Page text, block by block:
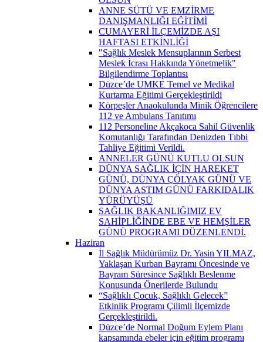
ANNE SÜTÜ VE EMZİRME
DANIŞMANLIĞI EĞİTİMİ
CUMAYERİ İLÇEMİZDE AŞI
HAFTASI ETKİNLİĞİ
"Sağlık Meslek Mensuplarının Serbest
Meslek İcrası Hakkında Yönetmelik"
Bilgilendirme Toplantısı
Düzce’de UMKE Temel ve Medikal
Kurtarma Eğitimi Gerçekleştirildi
Körpeşler Anaokulunda Minik Öğrencilere
112 ve Ambulans Tanıtımı
112 Personeline Akçakoca Sahil Güvenlik
Komutanlığı Tarafından Denizden Tıbbi
Tahliye Eğitimi Verildi.
ANNELER GÜNÜ KUTLU OLSUN
DÜNYA SAĞLIK İÇİN HAREKET
GÜNÜ, DÜNYA ÇÖLYAK GÜNÜ VE
DÜNYA ASTIM GÜNÜ FARKIDALIK
YÜRÜYÜŞÜ
SAĞLIK BAKANLIĞIMIZ EV
SAHİPLİĞİNDE EBE VE HEMŞİLER
GÜNÜ PROGRAMI DÜZENLENDİ.
Haziran
İl Sağlık Müdürümüz Dr. Yasin YILMAZ,
Yaklaşan Kurban Bayramı Öncesinde ve
Bayram Süresince Sağlıklı Beslenme
Konusunda Önerilerde Bulundu
“Sağlıklı Çocuk, Sağlıklı Gelecek”
Etkinlik Programı Çilimli İlçemizde
Gerçekleştirildi.
Düzce’de Normal Doğum Eylem Planı
kapsamında ebeler için eğitim programı